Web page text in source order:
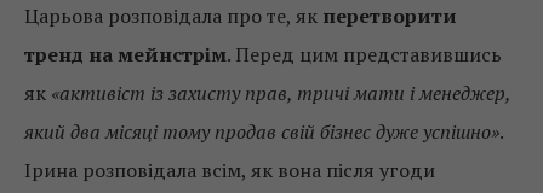
Царьова розповідала про те, як перетворити
тренд на мейнстрім. Перед цим представившись
як «активіст із захисту прав, тричі мати і менеджер,
який два місяці тому продав свій бізнес дуже успішно».
Ірина розповідала всім, як вона після угоди